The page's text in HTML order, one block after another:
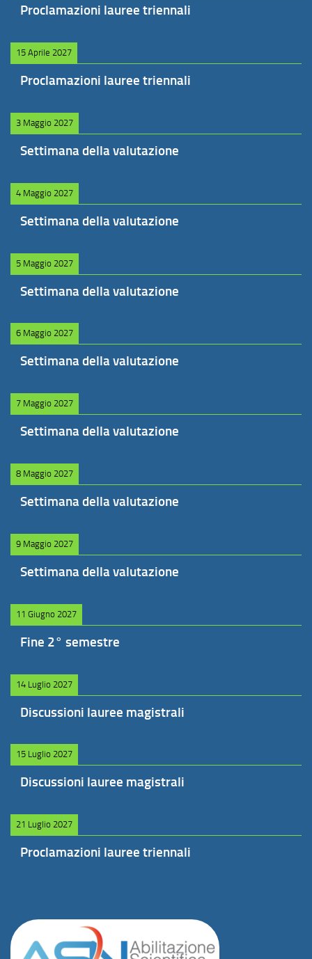
Proclamazioni lauree triennali
15 Aprile 2027
Proclamazioni lauree triennali
3 Maggio 2027
Settimana della valutazione
4 Maggio 2027
Settimana della valutazione
5 Maggio 2027
Settimana della valutazione
6 Maggio 2027
Settimana della valutazione
7 Maggio 2027
Settimana della valutazione
8 Maggio 2027
Settimana della valutazione
9 Maggio 2027
Settimana della valutazione
11 Giugno 2027
Fine 2° semestre
14 Luglio 2027
Discussioni lauree magistrali
15 Luglio 2027
Discussioni lauree magistrali
21 Luglio 2027
Proclamazioni lauree triennali